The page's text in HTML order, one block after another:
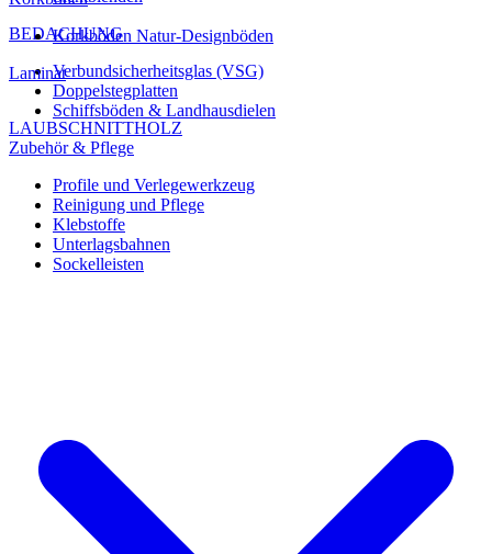
BEDACHUNG
Verbundsicherheitsglas (VSG)
Doppelstegplatten
LAUBSCHNITTHOLZ
Korkböden Natur-Designböden
Laminat
Schiffsböden & Landhausdielen
Zubehör & Pflege
Profile und Verlegewerkzeug
Reinigung und Pflege
Klebstoffe
Unterlagsbahnen
Sockelleisten